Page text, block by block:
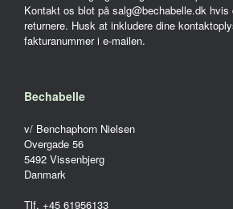
Kontakt os blot på salg@bechabelle.dk hvis
returnere. Husk at inkludere dine
fakturanummer i e-mailen.
Bechabelle
v/ Benchaphorn Nielsen
Overgade 56
5492 Vissenbjerg
Danmark
Tlf. +45 61956133